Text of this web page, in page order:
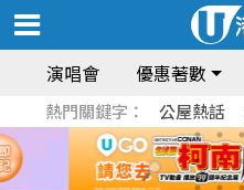
演唱會 優惠著數
熱門關鍵字： 公屋熱話